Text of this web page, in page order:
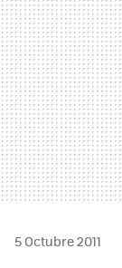
5 Octubre 2011